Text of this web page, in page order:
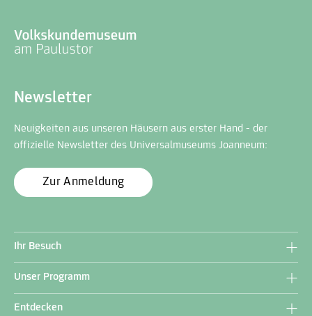
Newsletter
Neuigkeiten aus unseren Häusern aus erster Hand - der
offizielle Newsletter des Universalmuseums Joanneum:
Zur Anmeldung
Ihr Besuch
Unser Programm
Entdecken